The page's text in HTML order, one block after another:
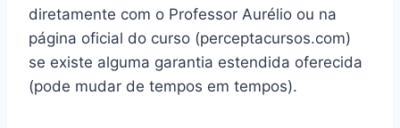
diretamente com o Professor Aurélio ou na
página oficial do curso (perceptacursos.com)
se existe alguma garantia estendida oferecida
(pode mudar de tempos em tempos).